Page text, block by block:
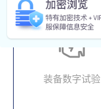
装备数字试验